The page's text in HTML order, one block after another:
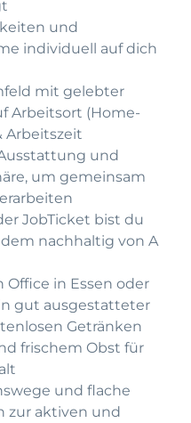
und
individuell auf dich
mit gelebter
Arbeitsort (Home-
Arbeitszeit
und
um gemeinsam
JobTicket bist du
nachhaltig von A
in Essen oder
gut ausgestatteter
Getränken
frischem Obst für
und flache
zur aktiven und